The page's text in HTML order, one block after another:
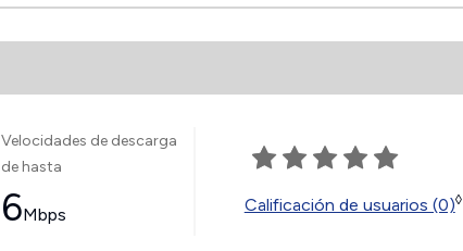
Velocidades de descarga
de hasta
6Mbps Calificación de usuarios (0)◊